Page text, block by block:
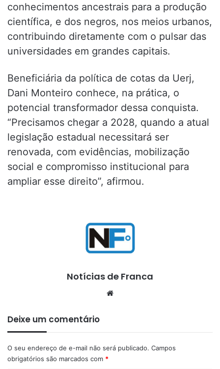
conhecimentos ancestrais para a produção
científica, e dos negros, nos meios urbanos,
contribuindo diretamente com o pulsar das
universidades em grandes capitais.
Beneficiária da política de cotas da Uerj,
Dani Monteiro conhece, na prática, o
potencial transformador dessa conquista.
“Precisamos chegar a 2028, quando a atual
legislação estadual necessitará ser
renovada, com evidências, mobilização
social e compromisso institucional para
ampliar esse direito”, afirmou.
Notícias de Franca
Deixe um comentário
O seu endereço de e-mail não será publicado. Campos
obrigatórios são marcados com *